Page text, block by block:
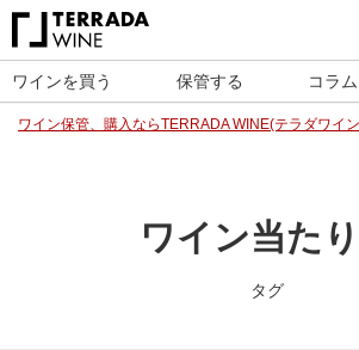
ワインを買う 保管する コラム
ワイン保管、購入ならTERRADA WINE(テラダワイ
ワイン当た
タグ